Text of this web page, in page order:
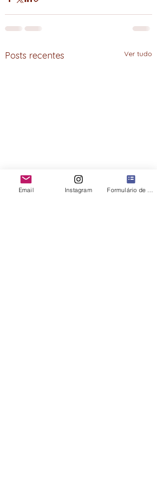
Posts recentes Ver tudo
Email Instagram